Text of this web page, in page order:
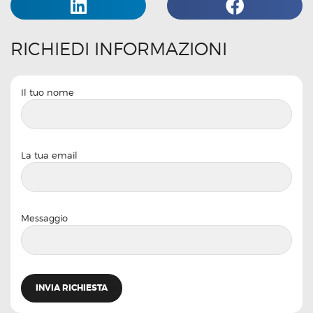
RICHIEDI INFORMAZIONI
Il tuo nome
La tua email
Messaggio